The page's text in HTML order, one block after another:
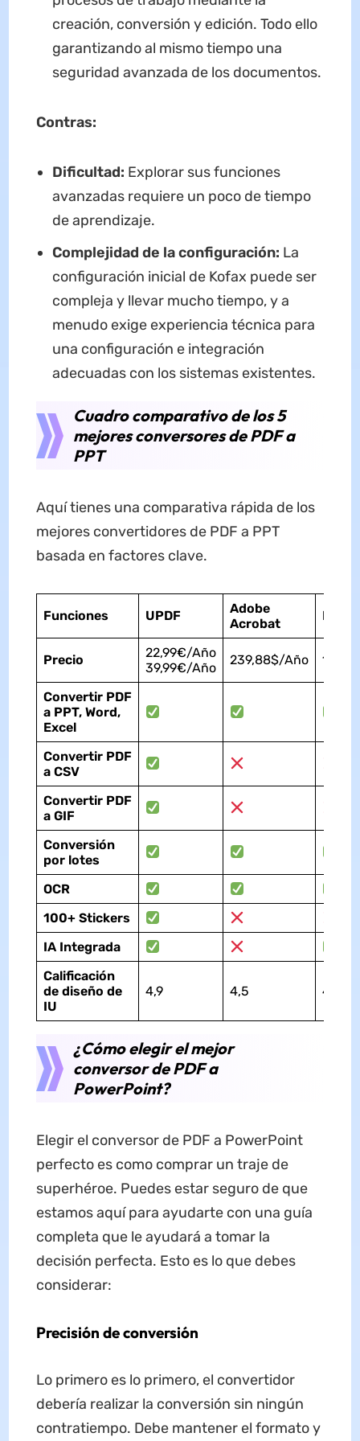
creación, conversión y edición. Todo ello
garantizando al mismo tiempo una
seguridad avanzada de los documentos.
Contras:
Dificultad: Explorar sus funciones
avanzadas requiere un poco de tiempo
de aprendizaje.
Complejidad de la configuración: La
configuración inicial de Kofax puede ser
compleja y llevar mucho tiempo, y a
menudo exige experiencia técnica para
una configuración e integración
adecuadas con los sistemas existentes.
Cuadro comparativo de los 5
mejores conversores de PDF a
PPT
Aquí tienes una comparativa rápida de los
mejores convertidores de PDF a PPT
basada en factores clave.
Funciones UPDF
Adobe
Acrobat
Foxit
Precio
22,99€/Año
39,99€/Año
239,88$/Año
ConvertirPDF
aPPT, Word,
Excel
ConvertirPDF
aCSV
ConvertirPDF
aGIF
Conversión
por lotes
OCR
100+ Stickers
IA Integrada
Calificación
de diseño de
IU
4,9 4,5 4,6
¿Cómo elegir el mejor
conversor de PDF a
PowerPoint?
Elegir el conversor de PDF a PowerPoint
perfecto es como comprar un traje de
superhéroe. Puedes estar seguro de que
estamos aquí para ayudarte con una guía
completa que le ayudará a tomar la
decisión perfecta. Esto es lo que debes
considerar:
Precisión de conversión
Lo primero es lo primero, el convertidor
debería realizar la conversión sin ningún
contratiempo. Debe mantener el formato y